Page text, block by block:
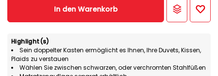
In den Warenkorb
Highlight(s)
Sein doppelter Kasten ermöglicht es Ihnen, Ihre Duvets, Kissen,
Plaids zu verstauen
Wählen Sie zwischen schwarzen, oder verchromten Stahlfüßen